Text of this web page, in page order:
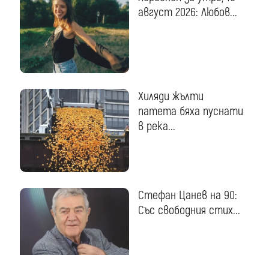
август 2026: Любов...
Хиляди жълти
патета бяха пуснати
в река...
Стефан Цанев на 90:
Със свободния стих...